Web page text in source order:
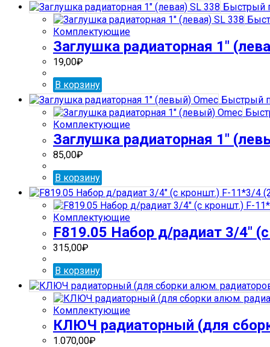
Быстрый
Комплектующие
Заглушка радиаторная 1″
19,00₽
В корзину
Быстрый
Комплектующие
Заглушка радиаторная 1″
85,00₽
В корзину
Комплектующие
F819.05 Набор д/радиат 3/4″
315,00₽
В корзину
Комплектующие
КЛЮЧ радиаторный (для
1.070,00₽